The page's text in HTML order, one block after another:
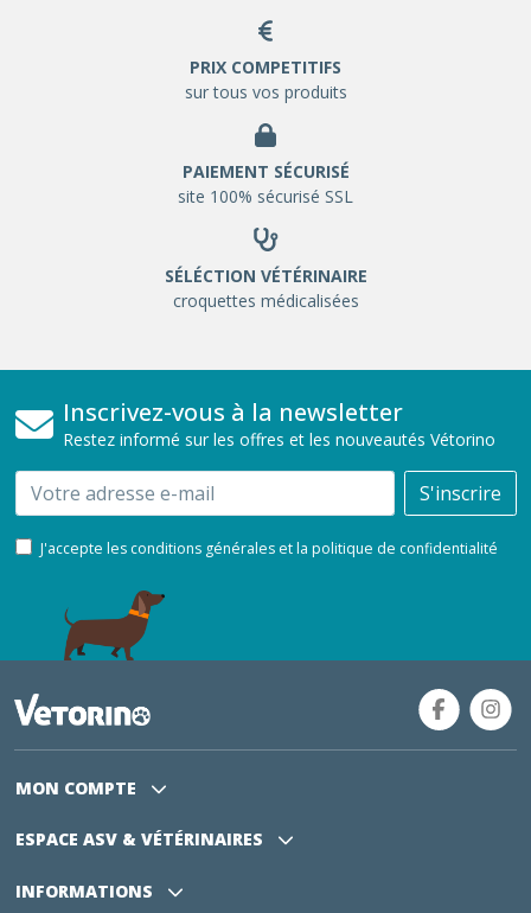
PRIX COMPETITIFS
sur tous vos produits
PAIEMENT SÉCURISÉ
site 100% sécurisé SSL
SÉLÉCTION VÉTÉRINAIRE
croquettes médicalisées
Inscrivez-vous à la newsletter
Restez informé sur les offres et les nouveautés Vétorino
Email S'inscrire
J'accepte les conditions générales et la politique de confidentialité
MON COMPTE
ESPACE ASV & VÉTÉRINAIRES
INFORMATIONS